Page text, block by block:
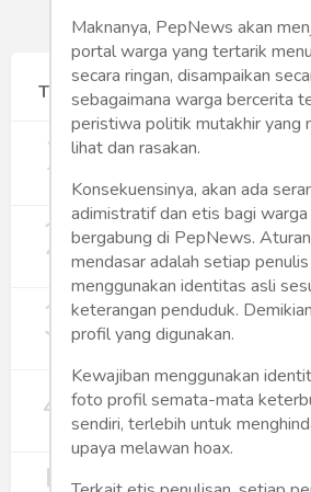
Wanita
Terpopuler
1 Gerakan Sehat Berbasis
Pengabdian Masyarakat
Keperawatan Medikal
Pondok Pesantren Putra
Semarang
352
2 MBG dan Perannya
Lapangan Kerja
274
3 Digitalisasi Koperasi
Peluang Ekonomi Baru di
4 Rumah Subsidi dan
Wujudkan Hunian
240
Maknanya, PepNews akan
portal warga yang tertarik
secara ringan, disampaikan
sebagaimana warga bercerita
peristiwa politik mutakhir yang
lihat dan rasakan.
Konsekuensinya, akan ada
adimistratif dan etis bagi warga
bergabung di PepNews.
mendasar adalah setiap
menggunakan identitas asli
keterangan penduduk.
profil yang digunakan.
Kewajiban menggunakan
foto profil semata-mata
sendiri, terlebih untuk
upaya melawan hoax.